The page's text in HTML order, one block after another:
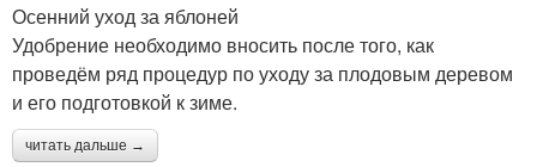
Осенний уход за яблоней
Удобрение необходимо вносить после того, как
проведём ряд процедур по уходу за плодовым деревом
и его подготовкой к зиме.
читать дальше →